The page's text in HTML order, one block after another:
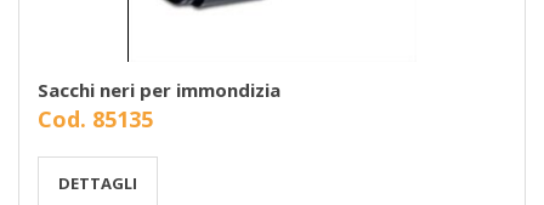
Sacchi neri per immondizia
Cod. 85135
DETTAGLI